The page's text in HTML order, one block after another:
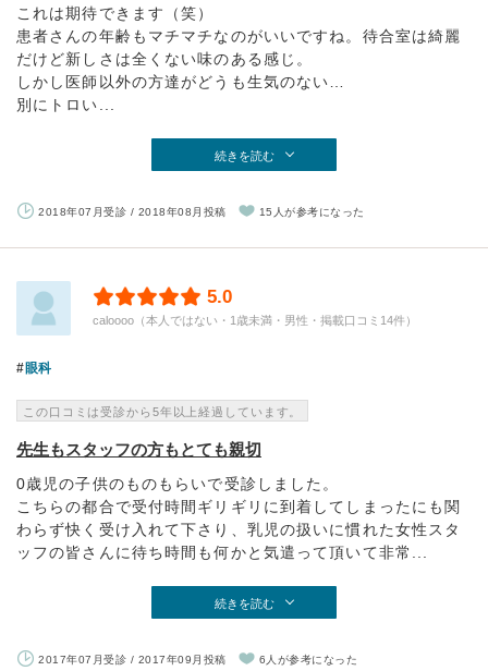
これは期待できます（笑）
患者さんの年齢もマチマチなのがいいですね。待合室は綺麗
だけど新しさは全くない味のある感じ。
しかし医師以外の方達がどうも生気のない…
別にトロい...
続きを読む
2018年07月受診 / 2018年08月投稿 15人が参考になった
5.0
caloooo（本人ではない・1歳未満・男性・掲載口コミ14件）
眼科
この口コミは受診から5年以上経過しています。
先生もスタッフの方もとても親切
0歳児の子供のものもらいで受診しました。
こちらの都合で受付時間ギリギリに到着してしまったにも関
わらず快く受け入れて下さり、乳児の扱いに慣れた女性スタ
ッフの皆さんに待ち時間も何かと気遣って頂いて非常...
続きを読む
2017年07月受診 / 2017年09月投稿 6人が参考になった